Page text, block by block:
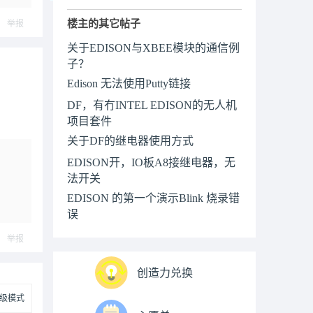
举报
举报
模式
楼主的其它帖子
关于EDISON与XBEE模块的通信例
子？
Edison 无法使用Putty链接
DF，有冇INTEL EDISON的无人机
项目套件
关于DF的继电器使用方式
EDISON开，IO板A8接继电器，无
法开关
EDISON 的第一个演示Blink 烧录错
误
创造力兑换